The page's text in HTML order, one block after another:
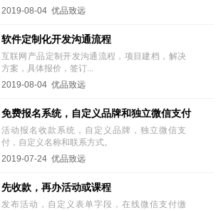
2019-08-04 优品致远
软件定制化开发沟通流程
互联网产品定制开发沟通流程，项目建档，解决
方案，具体报价，签订...
2019-08-04 优品致远
免费报名系统，自定义品牌和独立微信支付
活动报名收款系统，自定义品牌，独立微信支
付，自定义名称和联系方式。
2019-07-24 优品致远
先收款，再办活动或课程
发布活动，自定义表单字段，在线微信支付缴